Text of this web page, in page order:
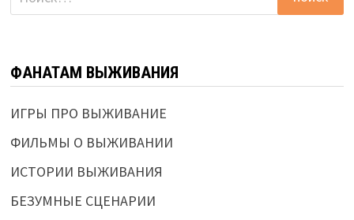
ФАНАТАМ ВЫЖИВАНИЯ
ИГРЫ ПРО ВЫЖИВАНИЕ
ФИЛЬМЫ О ВЫЖИВАНИИ
ИСТОРИИ ВЫЖИВАНИЯ
БЕЗУМНЫЕ СЦЕНАРИИ